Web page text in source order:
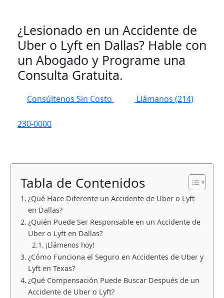
¿Lesionado en un Accidente de
Uber o Lyft en Dallas? Hable con
un Abogado y Programe una
Consulta Gratuita.
Consúltenos Sin Costo Llámanos (214)
230-0000
Tabla de Contenidos
¿Qué Hace Diferente un Accidente de Uber o Lyft
en Dallas?
¿Quién Puede Ser Responsable en un Accidente de
Uber o Lyft en Dallas?
¡Llámenos hoy!
¿Cómo Funciona el Seguro en Accidentes de Uber y
Lyft en Texas?
¿Qué Compensación Puede Buscar Después de un
Accidente de Uber o Lyft?